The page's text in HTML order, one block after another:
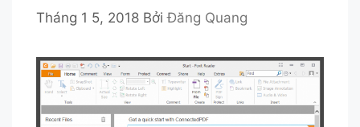
Tháng 1 5, 2018 BởiĐăng Quang